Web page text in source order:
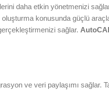
daha etkin yönetmenizi
konusunda güçlü
sağlar.
ve veri paylaşımı sağlar.